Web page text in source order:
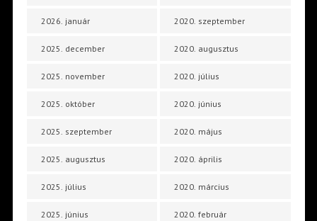
2026. január
2025. december
2025. november
2025. október
2025. szeptember
2025. augusztus
2025. július
2025. június
2020. szeptember
2020. augusztus
2020. július
2020. június
2020. május
2020. április
2020. március
2020. február